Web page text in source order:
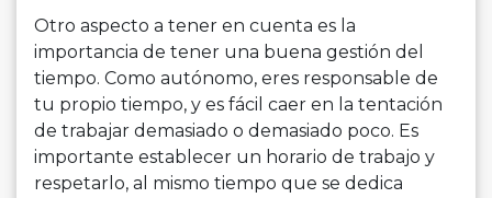
Otro aspecto a tener en cuenta es la
importancia de tener una buena gestión del
tiempo. Como autónomo, eres responsable de
tu propio tiempo, y es fácil caer en la tentación
de trabajar demasiado o demasiado poco. Es
importante establecer un horario de trabajo y
respetarlo, al mismo tiempo que se dedica